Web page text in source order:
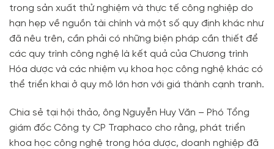
trong sản xuất thử nghiệm và thực tế công nghiệp do
hạn hẹp về nguồn tài chính và một số quy định khác như
đã nêu trên, cần phải có những biện pháp cần thiết để
các quy trình công nghệ là kết quả của Chương trình
Hóa dược và các nhiệm vụ khoa học công nghệ khác có
thể triển khai ở quy mô lớn hơn với giá thành cạnh tranh.
Chia sẻ tại hội thảo, ông Nguyễn Huy Văn – Phó Tổng
giám đốc Công ty CP Traphaco cho rằng, phát triển
khoa học công nghệ trong hóa dược, doanh nghiệp đã